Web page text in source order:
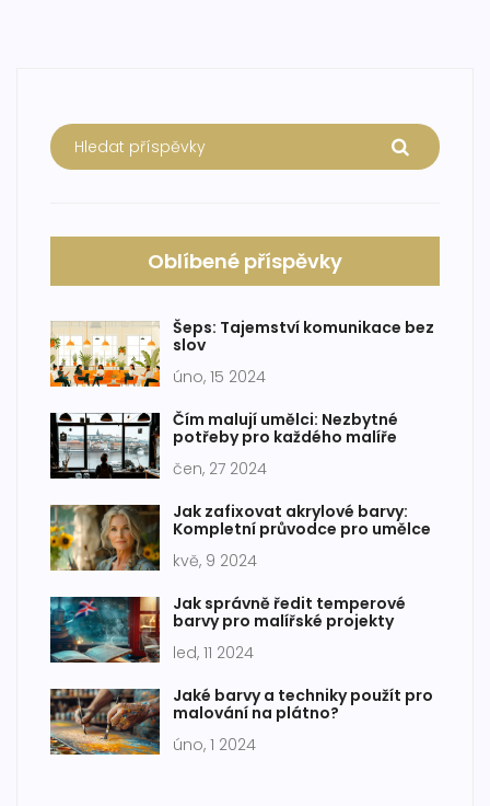
Oblíbené příspěvky
Šeps: Tajemství komunikace bez
slov
úno, 15 2024
Čím malují umělci: Nezbytné
potřeby pro každého malíře
čen, 27 2024
Jak zafixovat akrylové barvy:
Kompletní průvodce pro umělce
kvě, 9 2024
Jak správně ředit temperové
barvy pro malířské projekty
led, 11 2024
Jaké barvy a techniky použít pro
malování na plátno?
úno, 1 2024